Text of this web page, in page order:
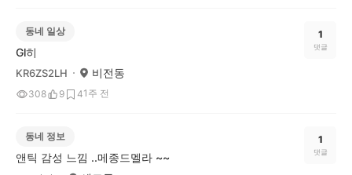
동네 일상
Gl히
KR6ZS2LH 비전동
308 9 41주 전
1
댓글
동네 정보
앤틱 감성 느낌 ..메종드멜라 ~~
1
댓글